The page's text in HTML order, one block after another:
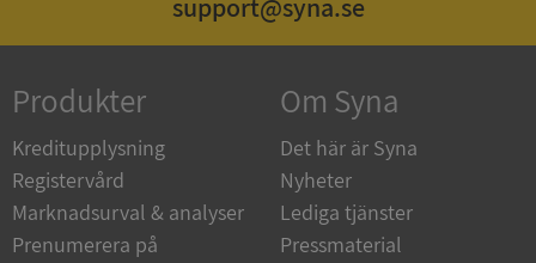
support@syna.se
Produkter
Kreditupplysning
Registervård
Marknadsurval & analyser
Prenumerera på
Om Syna
Det här är Syna
Nyheter
Lediga tjänster
Pressmaterial
Corporation
ARRAffinity
Microsoft
Corporation
.syna.se